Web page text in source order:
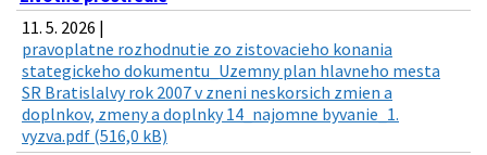
11. 5. 2026 |
pravoplatne rozhodnutie zo zistovacieho konania
stategickeho dokumentu_Uzemny plan hlavneho mesta
SR Bratislalvy rok 2007 v zneni neskorsich zmien a
doplnkov, zmeny a doplnky 14_najomne byvanie_1.
vyzva.pdf (516,0 kB)